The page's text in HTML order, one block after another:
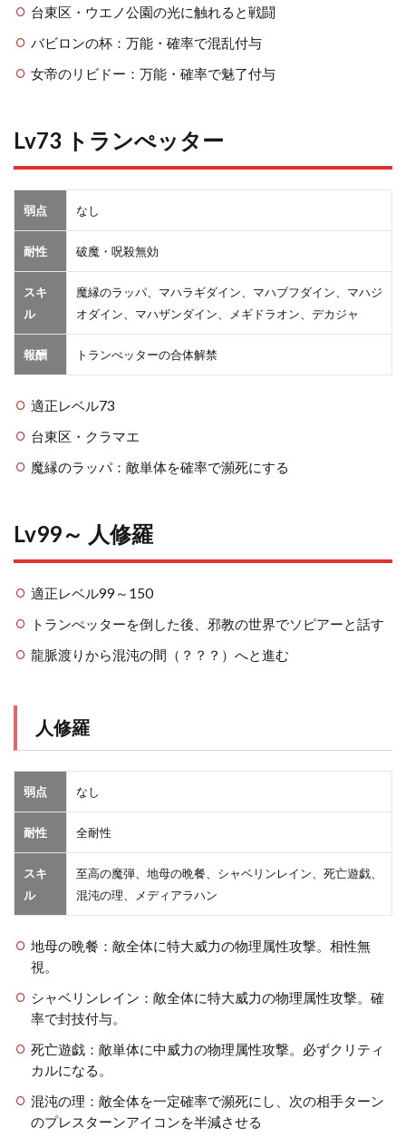
台東区・ウエノ公園の光に触れると戦闘
バビロンの杯：万能・確率で混乱付与
女帝のリビドー：万能・確率で魅了付与
Lv73 トランぺッター
弱点 なし
耐性 破魔・呪殺無効
スキ
ル
魔縁のラッパ、マハラギダイン、マハブフダイン、マハジ
オダイン、マハザンダイン、メギドラオン、デカジャ
報酬 トランぺッターの合体解禁
適正レベル73
台東区・クラマエ
魔縁のラッパ：敵単体を確率で瀕死にする
Lv99～ 人修羅
適正レベル99～150
トランぺッターを倒した後、邪教の世界でソピアーと話す
龍脈渡りから混沌の間（？？？）へと進む
人修羅
弱点 なし
耐性 全耐性
スキ
ル
至高の魔弾、地母の晩餐、シャベリンレイン、死亡遊戯、
混沌の理、メディアラハン
地母の晩餐：敵全体に特大威力の物理属性攻撃。相性無
視。
シャベリンレイン：敵全体に特大威力の物理属性攻撃。確
率で封技付与。
死亡遊戯：敵単体に中威力の物理属性攻撃。必ずクリティ
カルになる。
混沌の理：敵全体を一定確率で瀕死にし、次の相手ターン
のプレスターンアイコンを半減させる